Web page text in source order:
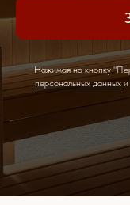
Нажимая на кнопку
персональных данныхи